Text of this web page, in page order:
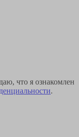
что я ознакомлен
.